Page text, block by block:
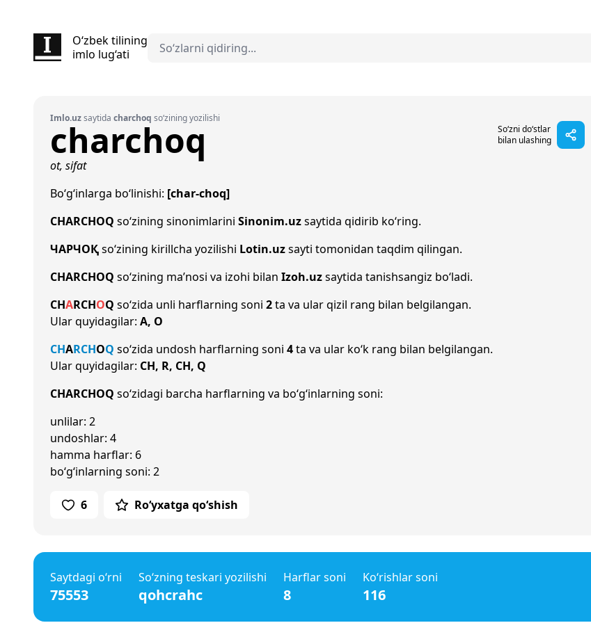
O‘zbek tilining
imlo lug‘ati
Imlo.uzsaytida charchoq so‘zining yozilishi
charchoq
So‘zni do‘stlar
bilan ulashing
ot, sifat
Bo‘g‘inlarga bo‘linishi: [char-choq]
CHARCHOQ so‘zining sinonimlarini Sinonim.uzsaytida qidirib ko‘ring.
ЧАРЧОҚso‘zining kirillcha yozilishi Lotin.uzsayti tomonidan taqdim qilingan.
CHARCHOQ so‘zining ma’nosi va izohi bilan Izoh.uzsaytida tanishsangiz bo‘ladi.
CHARCHOQ so‘zida unli harflarning soni 2ta va ular qizil rang bilan belgilangan.
Ular quyidagilar: A, O
CHARCHOQ so‘zida undosh harflarning soni 4ta va ular ko‘k rang bilan belgilangan.
Ular quyidagilar: CH, R, CH, Q
CHARCHOQ so‘zidagi barcha harflarning va bo‘g‘inlarning soni:
unlilar: 2
undoshlar: 4
hamma harflar: 6
bo‘g‘inlarning soni: 2
6 Ro‘yxatga qo‘shish
Saytdagi o‘rni
75553
So‘zning teskari yozilishi
qohcrahc
Harflar soni
8
Ko‘rishlar soni
116